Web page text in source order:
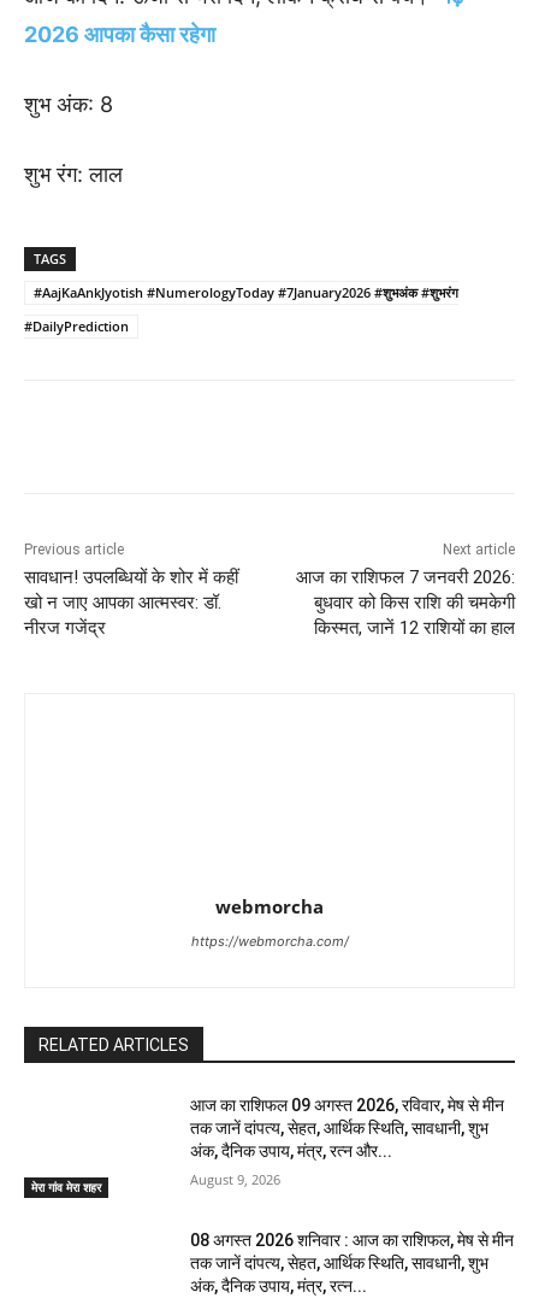
2026 आपका कैसा रहेगा
शुभ अंक: 8
शुभ रंग: लाल
TAGS
#AajKaAnkJyotish #NumerologyToday #7January2026 #शुभअंक #शुभरंग
#DailyPrediction
Previous article
सावधान! उपलब्धियों के शोर में कहीं
खो न जाए आपका आत्मस्वर: डॉ.
नीरज गजेंद्र
Next article
आज का राशिफल 7 जनवरी 2026:
बुधवार को किस राशि की चमकेगी
किस्मत, जानें 12 राशियों का हाल
webmorcha
https://webmorcha.com/
RELATED ARTICLES
मेरा गांव मेरा शहर
आज का राशिफल 09 अगस्त 2026, रविवार, मेष से मीन
तक जानें दांपत्य, सेहत, आर्थिक स्थिति, सावधानी, शुभ
अंक, दैनिक उपाय, मंत्र, रत्न और...
August 9, 2026
08 अगस्त 2026 शनिवार : आज का राशिफल, मेष से मीन
तक जानें दांपत्य, सेहत, आर्थिक स्थिति, सावधानी, शुभ
अंक, दैनिक उपाय, मंत्र, रत्न...